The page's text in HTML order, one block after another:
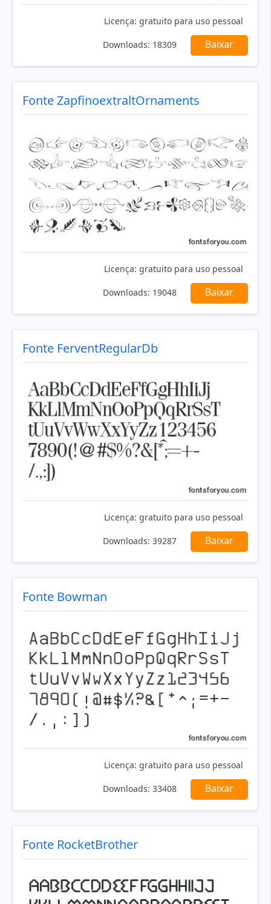
Licença: gratuito para uso pessoal
Downloads: 18309 Baixar
Fonte ZapfinoextraltOrnaments
Licença: gratuito para uso pessoal
Downloads: 19048 Baixar
Fonte FerventRegularDb
Licença: gratuito para uso pessoal
Downloads: 39287 Baixar
Fonte Bowman
Licença: gratuito para uso pessoal
Downloads: 33408 Baixar
Fonte RocketBrother